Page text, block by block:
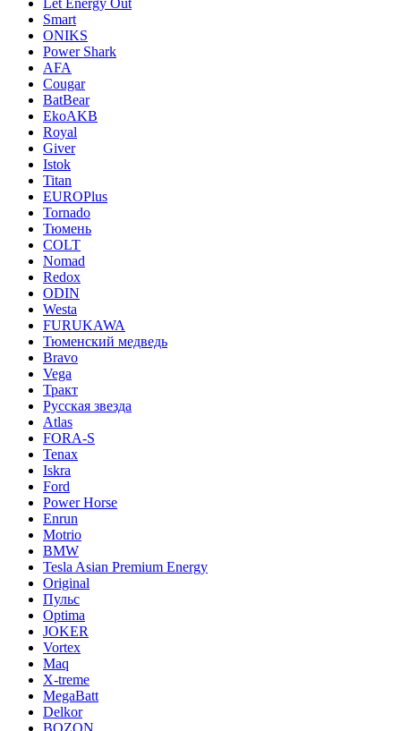
Smart
ONIKS
Power Shark
AFA
Cougar
BatBear
EkoAKB
Royal
Giver
Istok
Titan
EUROPlus
Tornado
Тюмень
COLT
Nomad
Redox
ODIN
Westa
FURUKAWA
Тюменский медведь
Bravo
Vega
Тракт
Русская звезда
Atlas
FORA-S
Tenax
Iskra
Ford
Power Horse
Enrun
Motrio
BMW
Tesla Asian Premium Energy
Original
Пульс
Optima
JOKER
Vortex
Maq
X-treme
MegaBatt
Delkor
BOZON